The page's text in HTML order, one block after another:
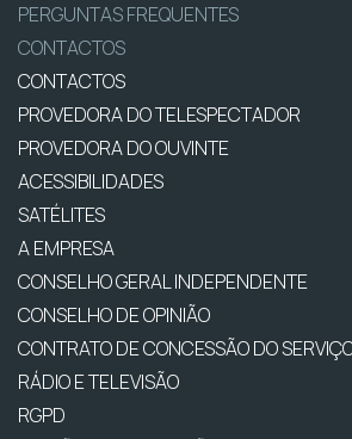
PERGUNTAS FREQUENTES
CONTACTOS
CONTACTOS
PROVEDORA DO TELESPECTADOR
PROVEDORA DO OUVINTE
ACESSIBILIDADES
SATÉLITES
A EMPRESA
CONSELHO GERAL INDEPENDENTE
CONSELHO DE OPINIÃO
CONTRATO DE CONCESSÃO DO
RÁDIO E TELEVISÃO
RGPD